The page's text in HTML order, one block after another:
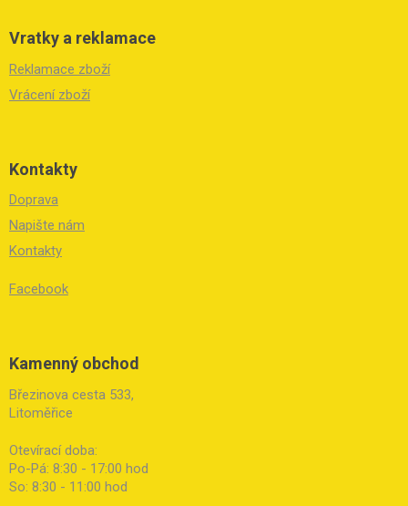
Vratky a reklamace
Reklamace zboží
Vrácení zboží
Kontakty
Doprava
Napište nám
Kontakty
Facebook
Kamenný obchod
Březinova cesta 533,
Litoměřice
Otevírací doba:
Po-Pá: 8:30 - 17:00 hod
So: 8:30 - 11:00 hod